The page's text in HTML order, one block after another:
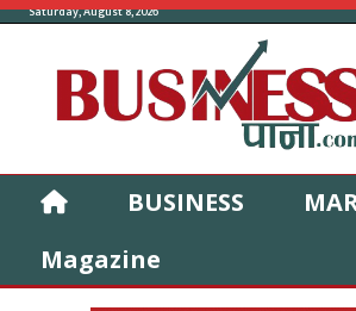
Saturday, August 8, 2026
BUSINESS
Magazine